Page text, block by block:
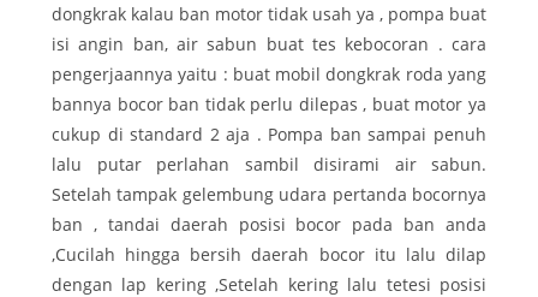
dongkrak kalau ban motor tidak usah ya , pompa buat
isi angin ban, air sabun buat tes kebocoran . cara
pengerjaannya yaitu : buat mobil dongkrak roda yang
bannya bocor ban tidak perlu dilepas , buat motor ya
cukup di standard 2 aja . Pompa ban sampai penuh
lalu putar perlahan sambil disirami air sabun.
Setelah tampak gelembung udara pertanda bocornya
ban , tandai daerah posisi bocor pada ban anda
,Cucilah hingga bersih daerah bocor itu lalu dilap
dengan lap kering ,Setelah kering lalu tetesi posisi